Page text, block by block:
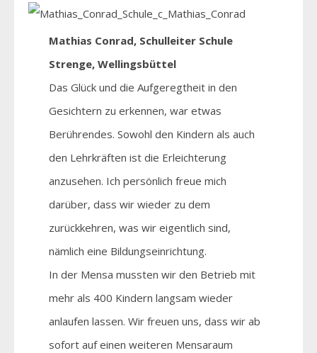
Mathias Conrad, Schulleiter Schule
Strenge, Wellingsbüttel
Das Glück und die Aufgeregtheit in den
Gesichtern zu erkennen, war etwas
Berührendes. Sowohl den Kindern als auch
den Lehrkräften ist die Erleichterung
anzusehen. Ich persönlich freue mich
darüber, dass wir wieder zu dem
zurückkehren, was wir eigentlich sind,
nämlich eine Bildungseinrichtung.
In der Mensa mussten wir den Betrieb mit
mehr als 400 Kindern langsam wieder
anlaufen lassen. Wir freuen uns, dass wir ab
sofort auf einen weiteren Mensaraum